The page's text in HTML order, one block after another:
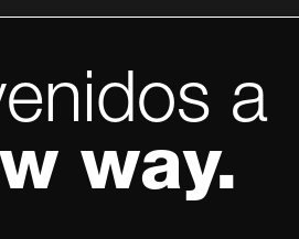
a
way.